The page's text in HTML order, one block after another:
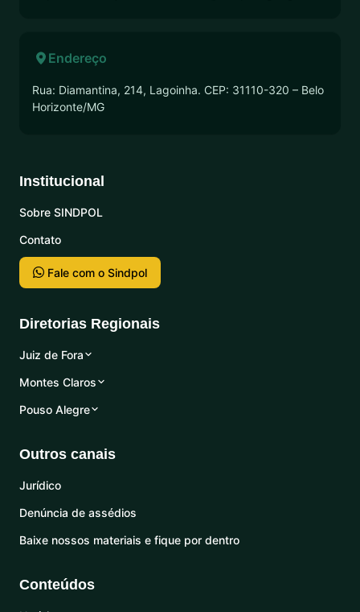
Endereço
Rua: Diamantina, 214, Lagoinha. CEP: 31110-320 – Belo
Horizonte/MG
Institucional
Sobre SINDPOL
Contato
Fale com o Sindpol
Diretorias Regionais
Juiz de Fora
Montes Claros
Pouso Alegre
Outros canais
Jurídico
Denúncia de assédios
Baixe nossos materiais e fique por dentro
Conteúdos